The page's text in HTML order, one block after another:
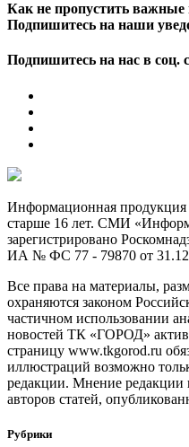
Как не пропустить важные
Подпишитесь на наши
Подпишитесь на нас в соц.
Информационная продукция
старше 16 лет. СМИ
зарегистрировано
ИА № ФС 77 - 79870 от
Все права на материалы,
охраняются законом
частичном использовании
новостей ТК «ГОРОД»
страницу www.tkgorod.ru
иллюстраций возможно
редакции. Мнение редакции
авторов статей,
Рубрики